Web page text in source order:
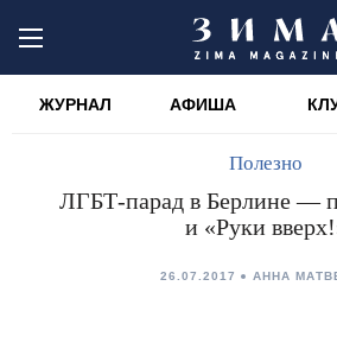
ЖУРНАЛ АФИША
Полезно
ЛГБТ-парад в Берлине —
и «Руки
26.07.2017 АННА